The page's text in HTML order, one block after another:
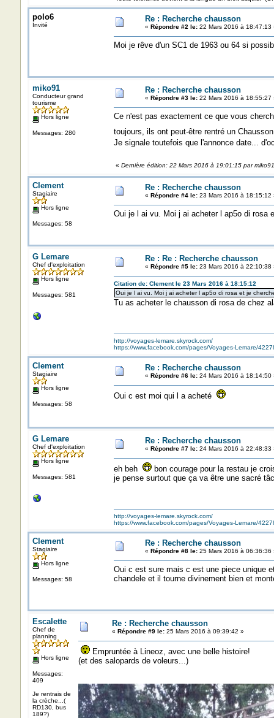
polo6
Invité
Re : Recherche chausson
« Répondre #2 le:22 Mars 2016 à 18:47:13
Moi je rêve d'un SC1 de 1963 ou 64 si
miko91
Conducteur grand
tourisme
Hors ligne
Messages: 280
Re : Recherche chausson
« Répondre #3 le:22 Mars 2016 à 18:55:27
Ce n'est pas exactement ce que vous
toujours, ils ont peut-être rentré un
Je signale toutefois que l'annonce date...
« Dernière édition: 22 Mars 2016 à 19:01:15 par miko91
Clement
Stagiaire
Hors ligne
Messages: 58
Re : Recherche chausson
« Répondre #4 le:23 Mars 2016 à 18:15:12
Oui je l ai vu. Moi j ai acheter l ap5o di rosa
G Lemare
Chef d'exploitation
Hors ligne
Messages: 581
Re : Re : Recherche chausson
« Répondre #5 le:23 Mars 2016 à 22:10:38
Citation de: Clement le 23 Mars 2016 à 18:15:12
Oui je l ai vu. Moi j ai acheter l ap5o di rosa et je
Tu as acheter le chausson di rosa de chez
http://voyages-lemare.skyrock.com/
https://www.facebook.com/pages/Voyages-Lemare/
Clement
Stagiaire
Hors ligne
Messages: 58
Re : Recherche chausson
« Répondre #6 le:24 Mars 2016 à 18:14:50
Oui c est moi qui l a acheté
G Lemare
Chef d'exploitation
Hors ligne
Messages: 581
Re : Recherche chausson
« Répondre #7 le:24 Mars 2016 à 22:48:33
eh beh
bon courage pour la restau je
je pense surtout que ça va être une sacré
http://voyages-lemare.skyrock.com/
https://www.facebook.com/pages/Voyages-Lemare/
Clement
Stagiaire
Hors ligne
Messages: 58
Re : Recherche chausson
« Répondre #8 le:25 Mars 2016 à 06:36:36
Oui c est sure mais c est une piece unique
chandele et il tourne divinement bien et
Escalette
Chef de
planning
Hors ligne
Messages:
409
Je rentrais de
la crèche...(
RD130, bus
189?)
Re : Recherche chausson
« Répondre #9 le:25 Mars 2016 à 09:39:42 »
Empruntée à Lineoz, avec une belle histoire!
(et des salopards de voleurs...)